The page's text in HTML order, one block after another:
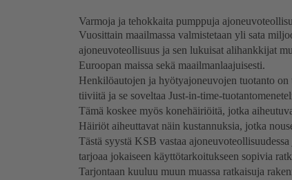
Varmoja ja tehokkaita pumppuja
Vuosittain maailmassa valmistetaan yli sata
ajoneuvoteollisuus ja sen lukuisat alihankkijat
Euroopan maissa sekä maailmanlaajuisesti.
Henkilöautojen ja hyötyajoneuvojen tuotanto
tiiviitä ja se soveltaa Just-in-time-
Tämä koskee myös konehäiriöitä, jotka
Häiriöt aiheuttavat näin kustannuksia, jotka
Tästä syystä KSB vastaa
tarjoaa jokaiseen käyttötarkoitukseen sopivia
Tarjontaan kuuluu muun muassa ratkaisuja